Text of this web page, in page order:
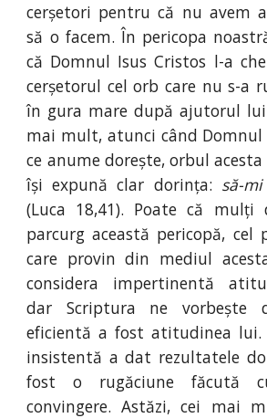
cerșetori pentru că nu avem
să o facem. În pericopa
că Domnul Isus Cristos l-a
cerșetorul cel orb care nu s-a
în gura mare după ajutorul lui
mai mult, atunci când
ce anume dorește, orbul acesta
își expună clar dorința: să-
(Luca 18,41). Poate că mulți
parcurg această pericopă, cel
care provin din mediul
considera impertinentă
dar Scriptura ne vorbește
eficientă a fost atitudinea lui.
insistentă a dat rezultatele
fost o rugăciune făcută
convingere. Astăzi, cei mai